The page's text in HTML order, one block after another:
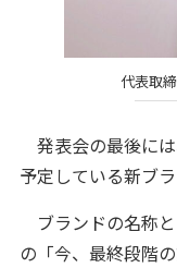
代表取
発表会の最後に
予定している新ブ
ブランドの名称
の「今、最終段階